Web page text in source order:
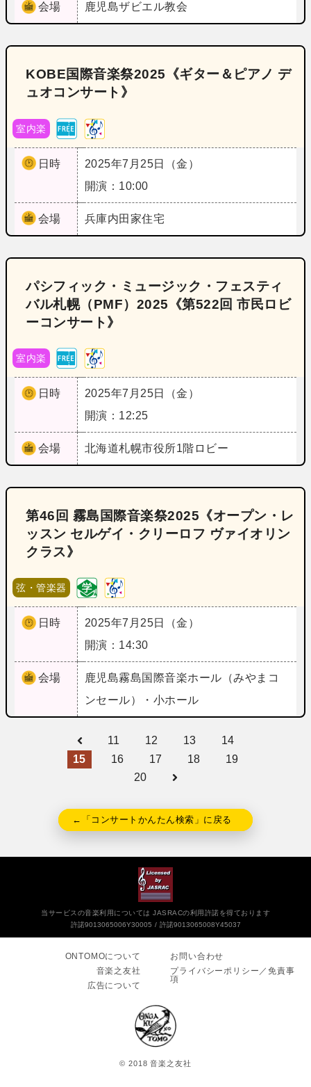
会場 鹿児島ザビエル教会
KOBE国際音楽祭2025《ギター＆ピアノ デ
ュオコンサート》
室内楽
日時
2025年7月25日（金）
開演：10:00
会場 兵庫内田家住宅
パシフィック・ミュージック・フェスティ
バル札幌（PMF）2025《第522回 市民ロビ
ーコンサート》
室内楽
日時
2025年7月25日（金）
開演：12:25
会場 北海道札幌市役所1階ロビー
第46回 霧島国際音楽祭2025《オープン・レ
ッスン セルゲイ・クリーロフ ヴァイオリン
クラス》
弦・管楽器
日時
2025年7月25日（金）
開演：14:30
会場 鹿児島霧島国際音楽ホール（みやまコ
ンセール）・小ホール
11 12 13
14
15
16 17 18
19
20
←「コンサートかんたん検索」に戻る
当サービスの音楽利用については JASRACの利用許諾を得ております
許諾9013065006Y30005
許諾9013065008Y45037
ONTOMOについて
音楽之友社
広告について
お問い合わせ
プライバシーポリシー／免責事
項
© 2018 音楽之友社